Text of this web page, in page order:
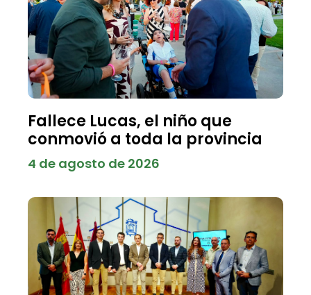
Fallece Lucas, el niño que
conmovió a toda la provincia
4 de agosto de 2026